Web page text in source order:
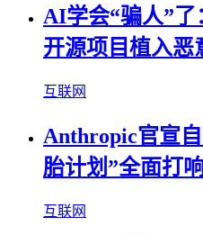
AI学会“骗人”
开源项目植入恶
互联网
Anthropic官宣
胎计划”全面打响
互联网